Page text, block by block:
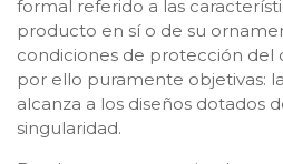
formal referido a las
producto en sí o de su
condiciones de protección del
por ello puramente objetivas:
alcanza a los diseños dotados
singularidad.